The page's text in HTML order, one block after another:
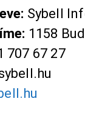
Sybell
1158
707 67 27